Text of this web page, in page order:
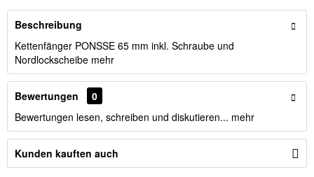
Beschreibung
Kettenfänger PONSSE 65 mm inkl. Schraube und
Nordlockscheibe mehr
Bewertungen
0
Bewertungen lesen, schreiben und diskutieren... mehr
Kunden kauften auch